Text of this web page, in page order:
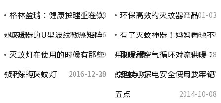
2014-06-23 2017-01-03
格林盈璐：健康护理重在饮
水习惯 2014-06-06
环保高效的灭蚊器产品
2016-04-12
取暖器的U型波纹散热矩阵
2023-11-09
有了灭蚊神器！妈妈再也不
用担心我… 2015-04-28
灭蚊灯在使用的时候有那些
技巧，可… 2016-12-30
取暖器空气循环对流供暖：
原理与功… 2023-11-07
环保的灭蚊灯 2016-12-28 驱蚊小家电安全使用要牢记
五点 2014-10-08